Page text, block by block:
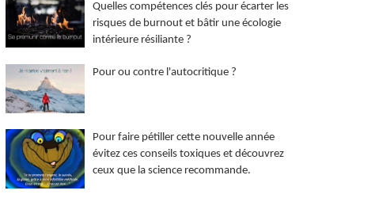
Quelles compétences clés pour écarter les
risques de burnout et bâtir une écologie
intérieure résiliante ?
Pour ou contre l'autocritique ?
Pour faire pétiller cette nouvelle année
évitez ces conseils toxiques et découvrez
ceux que la science recommande.